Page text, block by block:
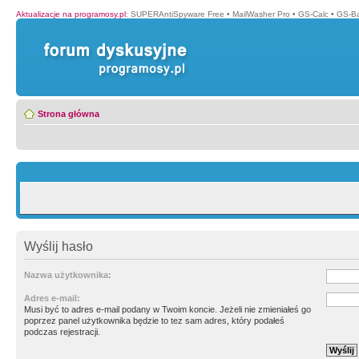
Aktualizacje na programosy.pl: SUPERAntiSpyware Free • MailWasher Pro • GS-Calc • GS-
Strona główna
Wyślij hasło
Nazwa użytkownika:
Adres e-mail:
Musi być to adres e-mail podany w Twoim koncie. Jeżeli nie zmieniałeś go
poprzez panel użytkownika będzie to tez sam adres, który podałeś
podczas rejestracji.